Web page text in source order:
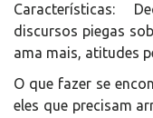
Características:
discursos piegas
ama mais, atitudes
O que fazer se
eles que precisam